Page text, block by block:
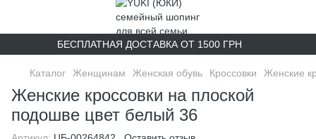
БЕСПЛАТНАЯ ДОСТАВКА ОТ 1500 ГРН
Каталог Женщинам Женская обувь Кроссовки Женские
Женские кроссовки на плоской
подошве цвет белый 36